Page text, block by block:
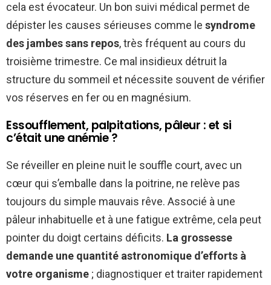
cela est évocateur. Un bon suivi médical permet de
dépister les causes sérieuses comme le syndrome
des jambes sans repos, très fréquent au cours du
troisième trimestre. Ce mal insidieux détruit la
structure du sommeil et nécessite souvent de vérifier
vos réserves en fer ou en magnésium.
Essoufflement, palpitations, pâleur : et si
c’était une anémie ?
Se réveiller en pleine nuit le souffle court, avec un
cœur qui s’emballe dans la poitrine, ne relève pas
toujours du simple mauvais rêve. Associé à une
pâleur inhabituelle et à une fatigue extrême, cela peut
pointer du doigt certains déficits. La grossesse
demande une quantité astronomique d’efforts à
votre organisme ; diagnostiquer et traiter rapidement